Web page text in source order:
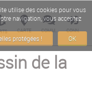
CARTE COMM. CONN.
de la
utilise des cookies pour vous
navigation, vous acceptez
OK
protégées !